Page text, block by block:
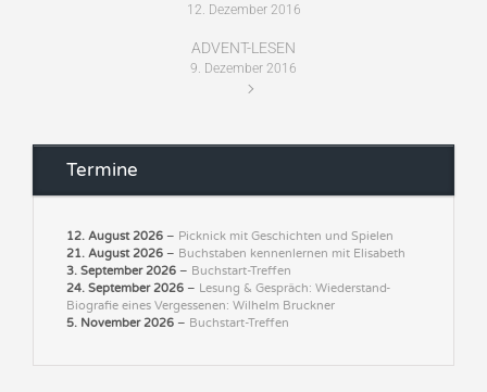
12. Dezember 2016
ADVENT-LESEN
9. Dezember 2016
Termine
12. August 2026 – Picknick mit Geschichten und Spielen
21. August 2026 – Buchstaben kennenlernen mit Elisabeth
3. September 2026 – Buchstart-Treffen
24. September 2026 – Lesung & Gespräch: Wiederstand-
Biografie eines Vergessenen: Wilhelm Bruckner
5. November 2026 – Buchstart-Treffen